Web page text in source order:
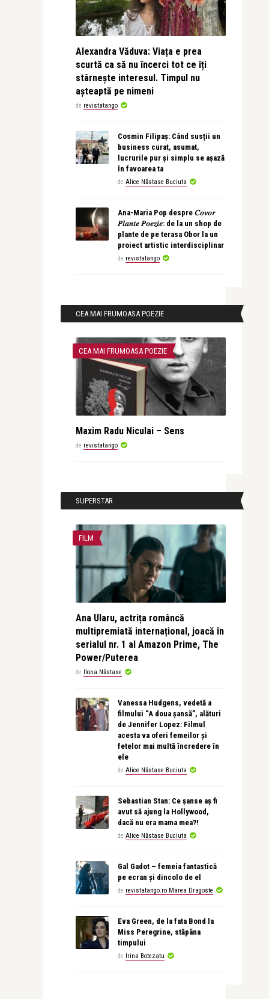
Alexandra Văduva: Viața e prea
scurtă ca să nu încerci tot ce îți
stârnește interesul. Timpul nu
așteaptă pe nimeni
de revistatango
Cosmin Filipaș: Când susții un
business curat, asumat,
lucrurile pur și simplu se așază
în favoarea ta
de Alice Năstase Buciuta
Ana-Maria Pop despre 𝐶𝑜𝑣𝑜𝑟
𝑃𝑙𝑎𝑛𝑡𝑒 𝑃𝑜𝑒𝑧𝑖𝑒: de la un shop de
plante de pe terasa Obor la un
proiect artistic interdisciplinar
de revistatango
CEA MAI FRUMOASA POEZIE
CEA MAI FRUMOASA POEZIE
Maxim Radu Niculai – Sens
de revistatango
SUPERSTAR
FILM
Ana Ularu, actrița româncă
multipremiată internațional, joacă în
serialul nr. 1 al Amazon Prime, The
Power/Puterea
de Ilona Năstase
Vanessa Hudgens, vedetă a
filmului “A doua șansă”, alături
de Jennifer Lopez: Filmul
acesta va oferi femeilor și
fetelor mai multă încredere în
ele
de Alice Năstase Buciuta
Sebastian Stan: Ce șanse aș fi
avut să ajung la Hollywood,
dacă nu era mama mea?!
de Alice Năstase Buciuta
Gal Gadot – femeia fantastică
pe ecran și dincolo de el
de revistatango.ro Marea Dragoste
Eva Green, de la fata Bond la
Miss Peregrine, stăpâna
timpului
de Irina Botezatu